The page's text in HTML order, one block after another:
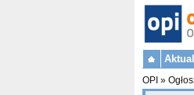
OPI »